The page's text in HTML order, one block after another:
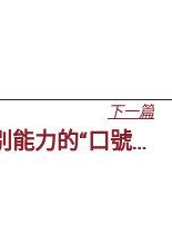
下一篇
具有識別能力的“口號”可註冊為商標